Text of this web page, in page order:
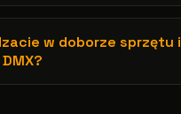
w doborze sprzętu i